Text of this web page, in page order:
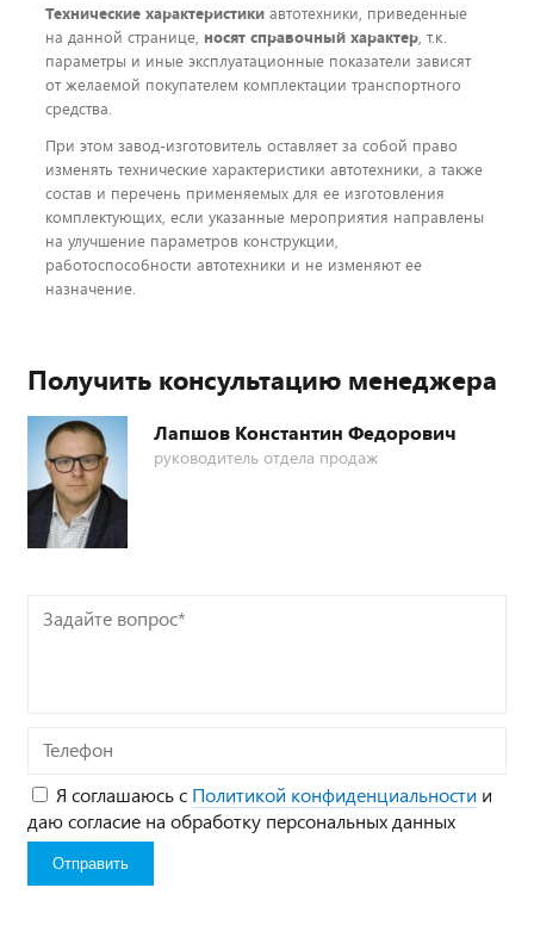
Технические характеристики автотехники, приведенные
на данной странице, носят справочный характер , т.к.
параметры и иные эксплуатационные показатели зависят
от желаемой покупателем комплектации транспортного
средства.
При этом завод-изготовитель оставляет за собой право
изменять технические характеристики автотехники, а также
состав и перечень применяемых для ее изготовления
комплектующих, если указанные мероприятия направлены
на улучшение параметров конструкции,
работоспособности автотехники и не изменяют ее
назначение.
Получить консультацию менеджера
Лапшов Константин Федорович
руководитель отдела продаж
Задайте
Телефон
Я соглашаюсь с Политикой конфиденциальности и
даю согласие на обработку персональных данных